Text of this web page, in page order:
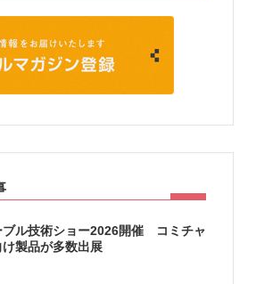
ブル技術ショー2026開催 コミチャ
け製品が多数出展